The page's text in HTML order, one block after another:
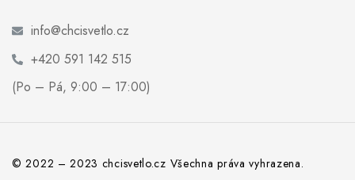
info@chcisvetlo.cz
+420 591 142 515
(Po – Pá, 9:00 – 17:00)
© 2022 – 2023 chcisvetlo.cz Všechna práva vyhrazena.